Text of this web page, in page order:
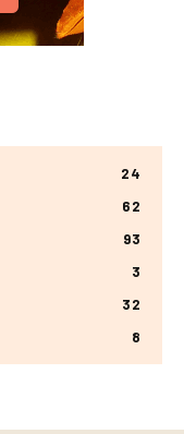
24
62
93
3
32
8